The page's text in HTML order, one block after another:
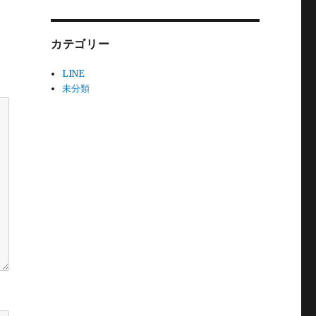
カテゴリー
LINE
未分類